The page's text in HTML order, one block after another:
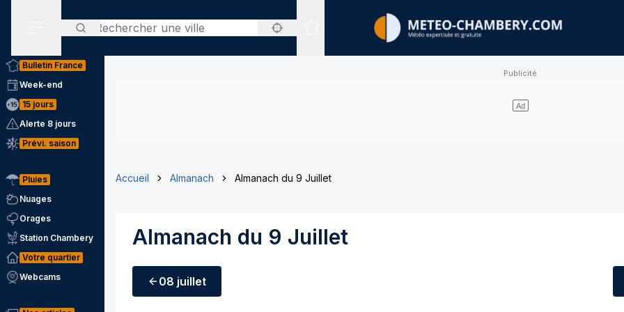
Rechercher
Sites expertisés
Bulletin France
Week-end
15 jours
Alerte 8 jours
Prévi. saison
Pluies
Nuages
Orages
Station Chambery
Votre quartier
Webcams
Accueil Almanach Almanach du 9 Juillet
Almanach du 9 Juillet
08 juillet